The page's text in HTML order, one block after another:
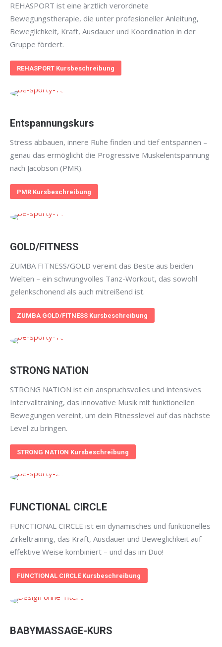
REHASPORT ist eine ärztlich verordnete
Bewegungstherapie, die unter profesioneller Anleitung,
Beweglichkeit, Kraft, Ausdauer und Koordination in der
Gruppe fördert.
REHASPORT Kursbeschreibung
Entspannungskurs
Stress abbauen, innere Ruhe finden und tief entspannen –
genau das ermöglicht die Progressive Muskelentspannung
nach Jacobson (PMR).
PMR Kursbeschreibung
GOLD/FITNESS
ZUMBA FITNESS/GOLD vereint das Beste aus beiden
Welten – ein schwungvolles Tanz-Workout, das sowohl
gelenkschonend als auch mitreißend ist.
ZUMBA GOLD/FITNESS Kursbeschreibung
STRONG NATION
STRONG NATION ist ein anspruchsvolles und intensives
Intervalltraining, das innovative Musik mit funktionellen
Bewegungen vereint, um dein Fitnesslevel auf das nächste
Level zu bringen.
STRONG NATION Kursbeschreibung
FUNCTIONAL CIRCLE
FUNCTIONAL CIRCLE ist ein dynamisches und funktionelles
Zirkeltraining, das Kraft, Ausdauer und Beweglichkeit auf
effektive Weise kombiniert – und das im Duo!
FUNCTIONAL CIRCLE Kursbeschreibung
BABYMASSAGE-KURS